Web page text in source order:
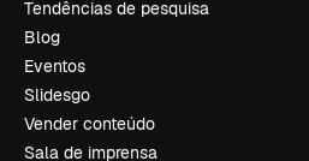
Tendências de pesquisa
Blog
Eventos
Slidesgo
Vender conteúdo
Sala de imprensa